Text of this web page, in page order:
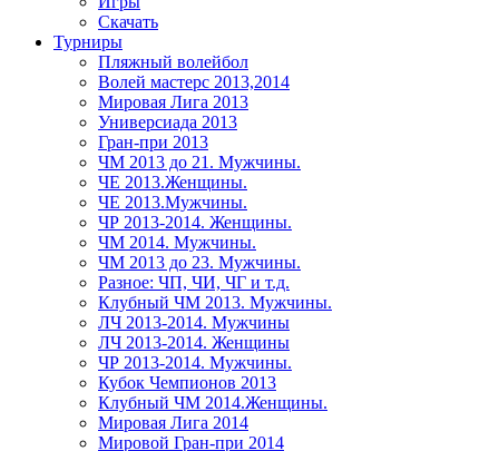
Скачать
Турниры
Пляжный волейбол
Волей мастерс 2013,2014
Мировая Лига 2013
Универсиада 2013
Гран-при 2013
ЧМ 2013 до 21. Мужчины.
ЧЕ 2013.Женщины.
ЧЕ 2013.Мужчины.
ЧР 2013-2014. Женщины.
ЧМ 2014. Мужчины.
ЧМ 2013 до 23. Мужчины.
Разное: ЧП, ЧИ, ЧГ и т.д.
Клубный ЧМ 2013. Мужчины.
ЛЧ 2013-2014. Мужчины
ЛЧ 2013-2014. Женщины
ЧР 2013-2014. Мужчины.
Кубок Чемпионов 2013
Клубный ЧМ 2014.Женщины.
Мировая Лига 2014
Мировой Гран-при 2014